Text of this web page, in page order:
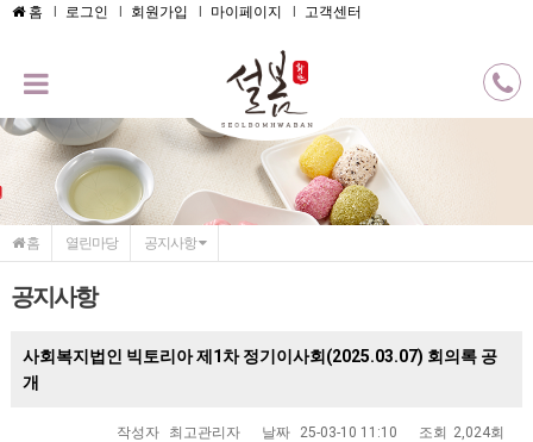
메인콘텐츠 바로가기
홈 로그인 회원가입 마이페이지 고객센터
홈 열린마당 공지사항
공지사항
사회복지법인 빅토리아 제1차 정기이사회(2025.03.07) 회의록 공
개
작성자 최고관리자 날짜 25-03-10 11:10 조회 2,024회